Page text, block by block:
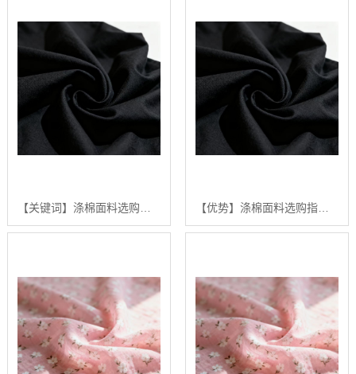
【优势】涤棉面料选购指南：2024年五大高品质涤棉面料推荐【深度解析】【哪家好?】